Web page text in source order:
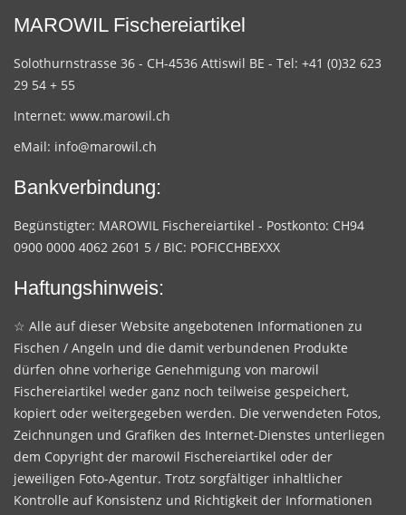
MAROWIL Fischereiartikel
Solothurnstrasse 36 - CH-4536 Attiswil BE - Tel: +41 (0)32 623
29 54 + 55
Internet: www.marowil.ch
eMail: info@marowil.ch
Bankverbindung:
Begünstigter: MAROWIL Fischereiartikel - Postkonto: CH94
0900 0000 4062 2601 5 / BIC: POFICCHBEXXX
Haftungshinweis:
☆ Alle auf dieser Website angebotenen Informationen zu
Fischen / Angeln und die damit verbundenen Produkte
dürfen ohne vorherige Genehmigung von marowil
Fischereiartikel weder ganz noch teilweise gespeichert,
kopiert oder weitergegeben werden. Die verwendeten Fotos,
Zeichnungen und Grafiken des Internet-Dienstes unterliegen
dem Copyright der marowil Fischereiartikel oder der
jeweiligen Foto-Agentur. Trotz sorgfältiger inhaltlicher
Kontrolle auf Konsistenz und Richtigkeit der Informationen